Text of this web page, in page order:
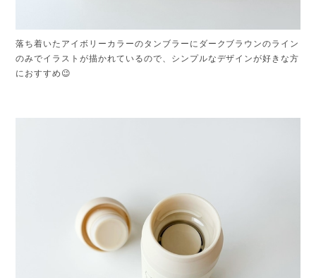
落ち着いたアイボリーカラーのタンブラーにダークブラウンのライン
のみでイラストが描かれているので、シンプルなデザインが好きな方
におすすめ😉